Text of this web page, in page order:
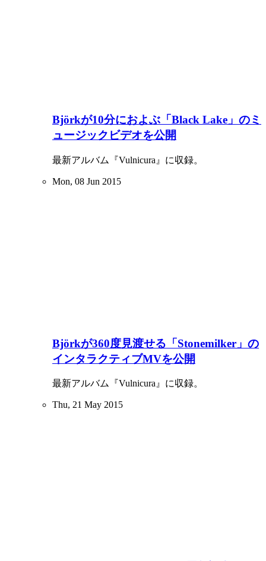
Björkが10分におよぶ「Black Lake」のミ
ュージックビデオを公開
最新アルバム『Vulnicura』に収録。
Mon, 08 Jun 2015
Björkが360度見渡せる「Stonemilker」の
インタラクティブMVを公開
最新アルバム『Vulnicura』に収録。
Thu, 21 May 2015